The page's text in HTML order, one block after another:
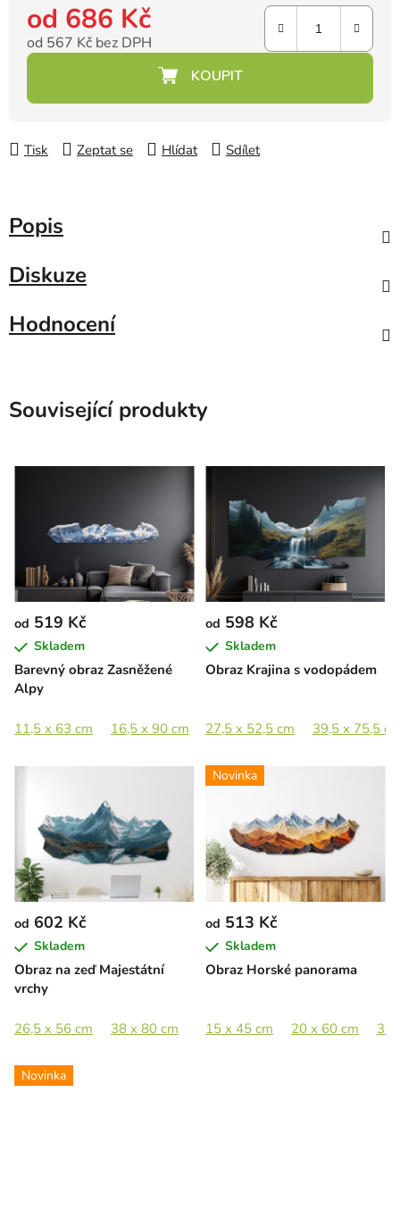
od 686 Kč
od 567 Kč bez DPH
Tisk Zeptat se Hlídat Sdílet
Popis
Diskuze
Hodnocení
Související produkty
Barevný obraz Zasněžené
Alpy
od 519 Kč
Skladem
11,5 x 63 cm 16,5 x 90 cm 21 x 115 cm 25 x 140 cm
Obraz Krajina s vodopádem
od 598 Kč
Skladem
27,5 x 52,5 cm 39,5 x 75,5
Obraz na zeď Majestátní
vrchy
od 602 Kč
Skladem
26,5 x 56 cm 38 x 80 cm 47,5 x 100 cm 61,5 x 130 cm
Novinka
Obraz Horské panorama
od 513 Kč
Skladem
15 x 45 cm 20 x 60 cm 30
Novinka